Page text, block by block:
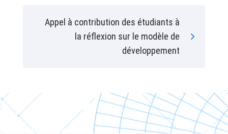
Appel à contribution des étudiants à
la réflexion sur le modèle de
développement